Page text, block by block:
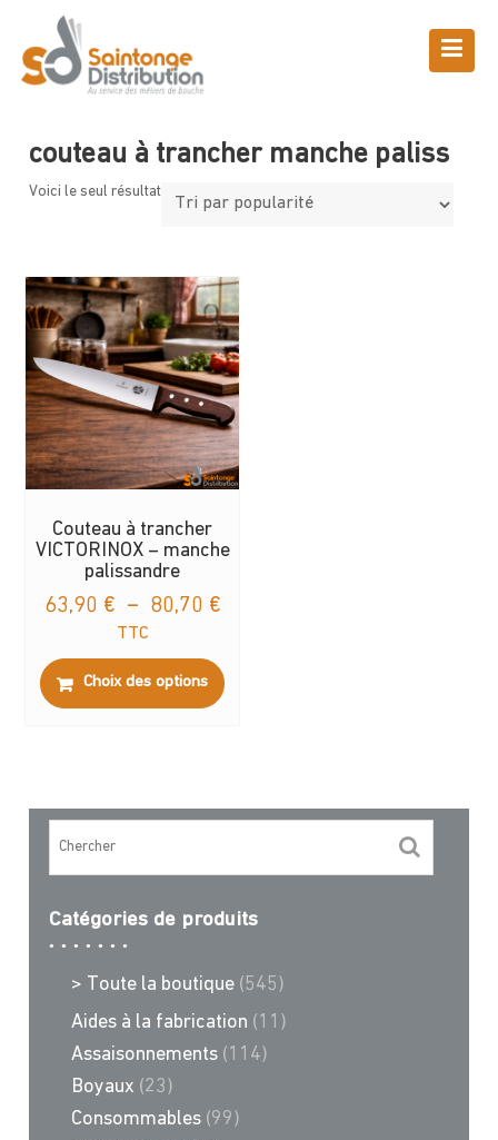
content
Boutique
paliss
couteau à trancher manche paliss
Voici le seul résultat
Couteau à trancher
VICTORINOX – manche
palissandre
63,90 € – 80,70 €Plage
63,90 €
TTC
Choix des options
produit
Les
choisies
page
du
produit
Catégories de produits
> Toute la boutique (545)
Aides à la fabrication (11)
Assaisonnements (114)
Boyaux (23)
Consommables (99)